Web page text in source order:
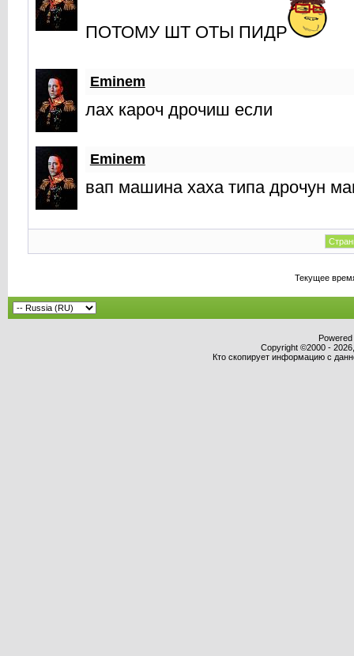
ПОТОМУ ШТ ОТЫ ПИДР
Eminem
лах кароч дрочиш если
Eminem
вап машина хаха типа дрочун
Текущее
Copyright ©2000 -
Кто скопирует информацию с